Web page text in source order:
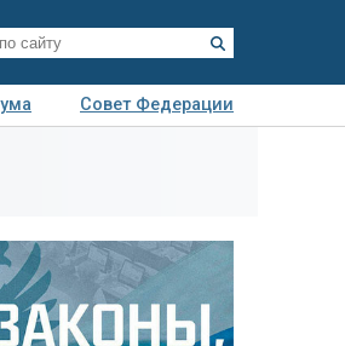
Совет Федерации